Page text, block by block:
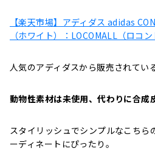
【楽天市場】アディダス adidas
（ホワイト）：LOCOMALL（ロコン
人気のアディダスから販売されてい
動物性素材は未使用、代わりに合成
スタイリッシュでシンプルなこちら
ーディネートにぴったり。